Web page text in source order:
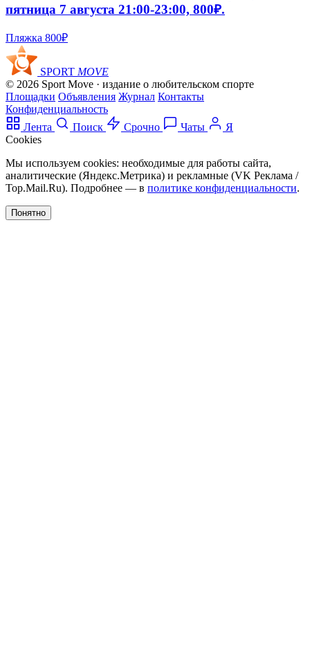
пятница 7 августа 21:00-23:00, 800₽.
Пляжка 800₽
SPORT MOVE
© 2026 Sport Move · издание о любительском спорте
Площадки Объявления Журнал Контакты
Конфиденциальность
Лента
Поиск Срочно Чаты
Я
Cookies
Мы используем cookies: необходимые для работы сайта,
аналитические (Яндекс.Метрика) и рекламные (VK Реклама /
Top.Mail.Ru). Подробнее — в политике конфиденциальности.
Понятно